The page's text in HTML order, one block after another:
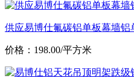
供应易博仕氟碳铝单板幕墙铝
价格：198.00/平方米